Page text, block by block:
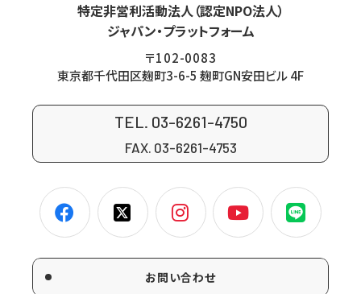
特定非営利活動法人（認定NPO法人）
ジャパン・プラットフォーム
〒102-0083
東京都千代田区麹町3-6-5 麹町GN安田ビル 4F
TEL. 03-6261-4750
FAX. 03-6261-4753
お問い合わせ